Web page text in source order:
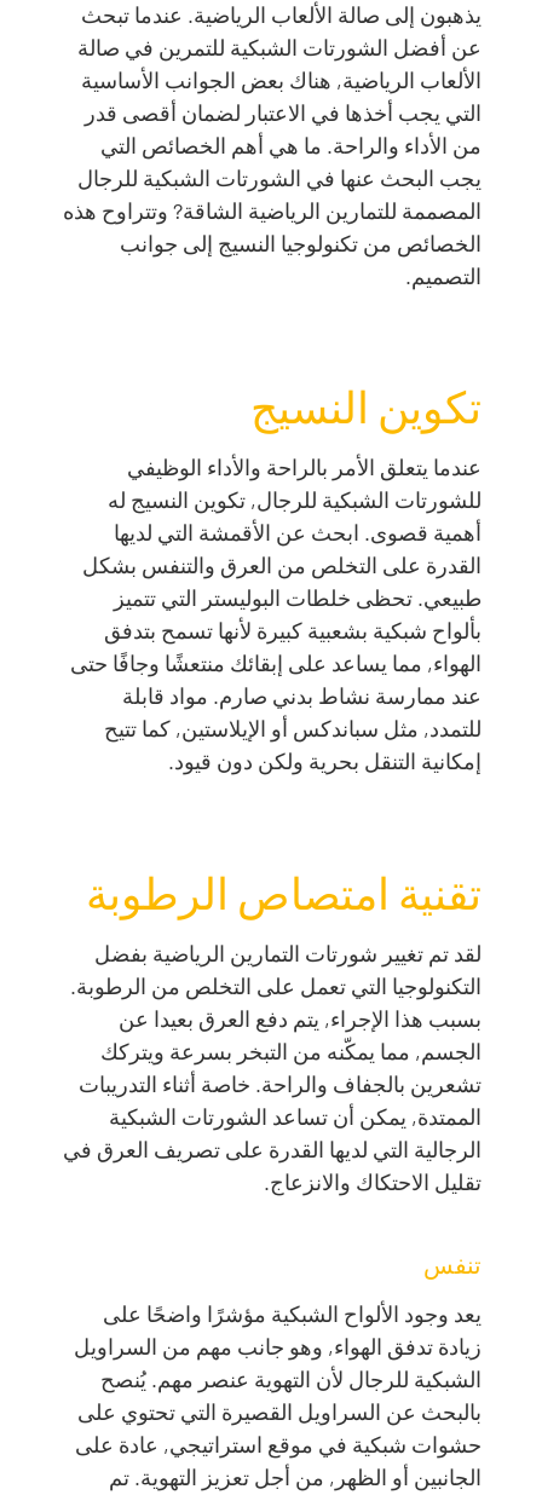
يذهبون إلى صالة الألعاب الرياضية. عندما تبحث
عن أفضل الشورتات الشبكية للتمرين في صالة
الألعاب الرياضية, هناك بعض الجوانب الأساسية
التي يجب أخذها في الاعتبار لضمان أقصى قدر
من الأداء والراحة. ما هي أهم الخصائص التي
يجب البحث عنها في الشورتات الشبكية للرجال
المصممة للتمارين الرياضية الشاقة? وتتراوح هذه
الخصائص من تكنولوجيا النسيج إلى جوانب
التصميم.
تكوين النسيج
عندما يتعلق الأمر بالراحة والأداء الوظيفي
للشورتات الشبكية للرجال, تكوين النسيج له
أهمية قصوى. ابحث عن الأقمشة التي لديها
القدرة على التخلص من العرق والتنفس بشكل
طبيعي. تحظى خلطات البوليستر التي تتميز
بألواح شبكية بشعبية كبيرة لأنها تسمح بتدفق
الهواء, مما يساعد على إبقائك منتعشًا وجافًا حتى
عند ممارسة نشاط بدني صارم. مواد قابلة
للتمدد, مثل سباندكس أو الإيلاستين, كما تتيح
إمكانية التنقل بحرية ولكن دون قيود.
تقنية امتصاص الرطوبة
لقد تم تغيير شورتات التمارين الرياضية بفضل
التكنولوجيا التي تعمل على التخلص من الرطوبة.
بسبب هذا الإجراء, يتم دفع العرق بعيدا عن
الجسم, مما يمكّنه من التبخر بسرعة ويتركك
تشعرين بالجفاف والراحة. خاصة أثناء التدريبات
الممتدة, يمكن أن تساعد الشورتات الشبكية
الرجالية التي لديها القدرة على تصريف العرق في
تقليل الاحتكاك والانزعاج.
تنفس
يعد وجود الألواح الشبكية مؤشرًا واضحًا على
زيادة تدفق الهواء, وهو جانب مهم من السراويل
الشبكية للرجال لأن التهوية عنصر مهم. يُنصح
بالبحث عن السراويل القصيرة التي تحتوي على
حشوات شبكية في موقع استراتيجي, عادة على
الجانبين أو الظهر, من أجل تعزيز التهوية. تم